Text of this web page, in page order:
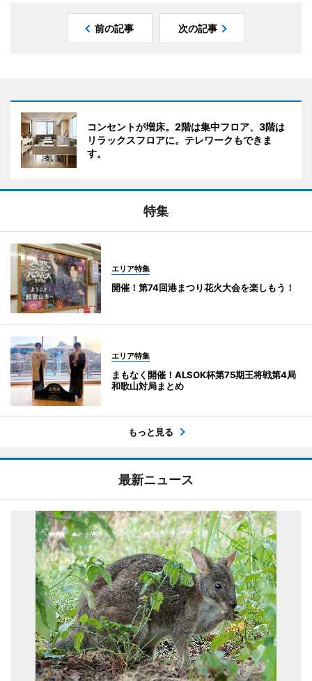
前の記事 次の記事
コンセントが増床。2階は集中フロア、3階は
リラックスフロアに。テレワークもできま
す。
特集
エリア特集
開催！第74回港まつり花火大会を楽しもう！
エリア特集
まもなく開催！ALSOK杯第75期王将戦第4局
和歌山対局まとめ
もっと見る
最新ニュース